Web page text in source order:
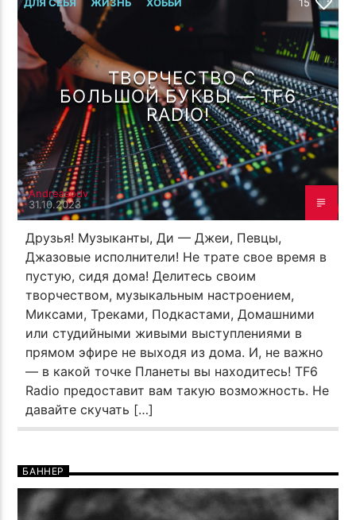
TROLL'S LOVE CHANT ( ЛЕТО
TROLL44 CCCP CREW MIX 33 )
TROLL FAMILY TRIPPING FOOL
TF6 Radio
ТВОРЧЕСТВО С
БОЛЬШОЙ БУКВЫ — TF6
RADIO!
Andreasodv
31.10.2023
Друзья! Музыканты, Ди — Джеи, Певцы,
Джазовые исполнители! Не трате свое время в
пустую, сидя дома! Делитесь своим
творчеством, музыкальным настроением,
Миксами, Треками, Подкастами, Домашними
или cтудийными живыми выступлениями в
прямом эфире не выходя из дома. И, не важно
— в какой точке Планеты вы находитесь! TF6
Radio предоставит вам такую возможность. Не
давайте скучать […]
БАННЕР